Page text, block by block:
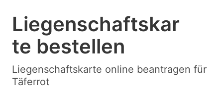
Liegenschaftskar
te bestellen
Liegenschaftskarte online beantragen für
Täferrot